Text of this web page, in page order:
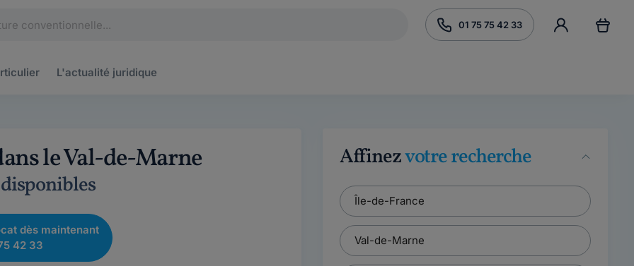
01 75 75 42 33
L'actualité juridique
le Val-de-Marne
dès maintenant
42 33
Affinezvotre recherche